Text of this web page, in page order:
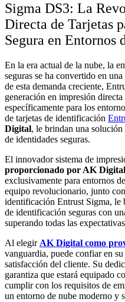
Sigma DS3: La
Directa de Tarjetas
Segura en Entornos
En la era actual de la nube, la
seguras se ha convertido en
de esta demanda creciente,
generación en impresión
específicamente para los
de tarjetas de identificación
Digital, le brindan una
de identidades seguras.
El innovador sistema de
proporcionado por AK Digital
exclusivamente para entornos
equipo revolucionario, junto
identificación Entrust Sigma, le
de identificación seguras con
superando todas las
Al elegir AK Digital como
vanguardia, puede confiar en
satisfacción del cliente. Su
garantiza que estará equipado
cumplir con los requisitos de
un entorno de nube moderno y